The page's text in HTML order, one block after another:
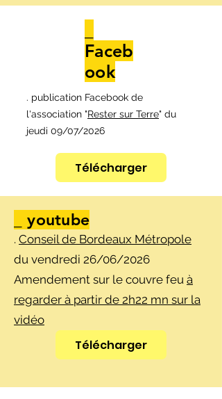
Faceb
ook
. publication Facebook de
l'association "Rester sur Terre" du
jeudi 09/07/2026
Télécharger
_ youtube
. Conseil de Bordeaux Métropole
du vendredi 26/06/2026
Amendement sur le couvre feu à
regarder à partir de 2h22 mn sur la
vidéo
Télécharger